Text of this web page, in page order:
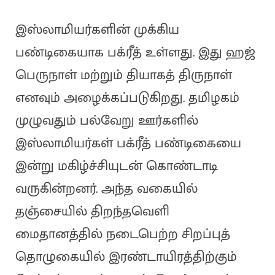
இஸ்லாமியர்களின் முக்கிய
பண்டிகையாக பக்ரீத் உள்ளது. இது ஹஜ்
பெருநாள் மற்றும் தியாகத் திருநாள்
எனவும் அழைக்கப்படுகிறது. தமிழகம்
முழுவதும் பல்வேறு ஊர்களில்
இஸ்லாமியர்கள் பக்ரீத் பண்டிகையை
இன்று மகிழ்ச்சியுடன் கொண்டாடி
வருகின்றனர். அந்த வகையில்
தஞ்சையில் திறந்தவெளி
மைதானத்தில் நடைபெற்ற சிறப்புத்
தொழுகையில் இரண்டாயிரத்திற்கும்